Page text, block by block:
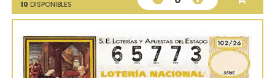
10 DISPONIBLES